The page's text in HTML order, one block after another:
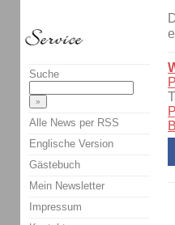
Suche
Alle News per RSS
Englische Version
Gästebuch
Mein Newsletter
Impressum